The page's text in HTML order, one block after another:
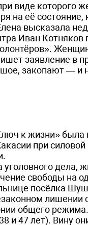
виде которого
на её
высказала
Иван
заявление в
закопают — и
к жизни» была
при
дела,
свободы на
посёлка
лишении
общего режима.
и 47 лет). Вину